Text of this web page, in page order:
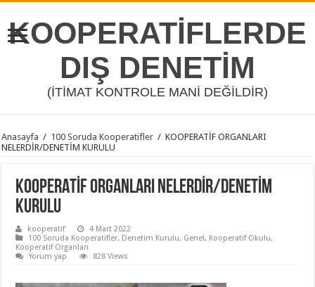
KOOPERATİFLERDE
DIŞ DENETİM
(İTİMAT KONTROLE MANİ DEĞİLDİR)
Anasayfa / 100 Soruda Kooperatifler / KOOPERATİF ORGANLARI
NELERDİR/DENETİM KURULU
KOOPERATİF ORGANLARI NELERDİR/DENETİM
KURULU
kooperatif
4 Mart 2022
100 Soruda Kooperatifler, Denetim Kurulu, Genel, Kooperatif Okulu,
Kooperatif Organları
Yorum yap
828 Views